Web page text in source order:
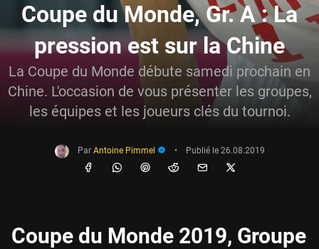
Coupe du Monde, Gr. A : La
pression est sur la Chine
La Coupe du Monde débute samedi prochain en
Chine. L'occasion de vous présenter les groupes,
les équipes et les joueurs clés du tournoi.
Par Antoine Pimmel • Publié le 26.08.2019
Coupe du Monde 2019, Groupe